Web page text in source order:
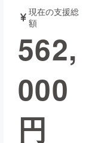
音楽
ゲーム・サ
現在の支援総
額
562,
000
円